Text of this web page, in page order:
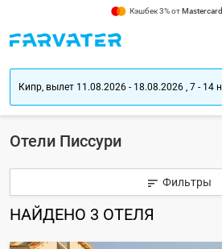
Кэшбек 3% отMastercard
Отели Писсури
Фильтры
НАЙДЕНО 3 ОТЕЛЯ